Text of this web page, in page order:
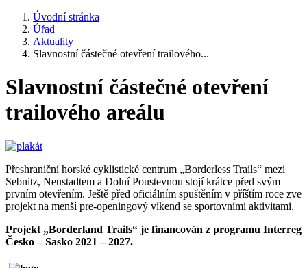
Úvodní stránka
Úřad
Aktuality
Slavnostní částečné otevření trailového...
Slavnostní částečné otevření
trailového areálu
Přeshraniční horské cyklistické centrum „Borderless Trails“ mezi
Sebnitz, Neustadtem a Dolní Poustevnou stojí krátce před svým
prvním otevřením. Ještě před oficiálním spuštěním v příštím roce zve
projekt na menší pre-openingový víkend se sportovními aktivitami.
Projekt „Borderland Trails“ je financován z programu Interreg
Česko – Sasko 2021 – 2027.